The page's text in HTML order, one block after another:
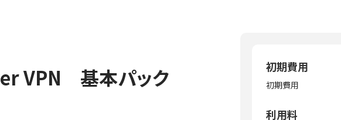
VPN 基本パック
初期費用
初期費用
利用料